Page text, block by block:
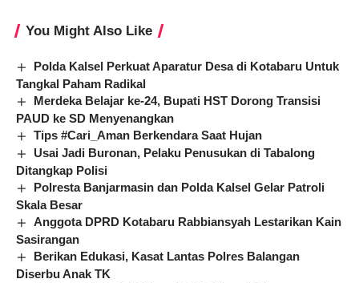
You Might Also Like
Polda Kalsel Perkuat Aparatur Desa di Kotabaru Untuk
Tangkal Paham Radikal
Merdeka Belajar ke-24, Bupati HST Dorong Transisi
PAUD ke SD Menyenangkan
Tips #Cari_Aman Berkendara Saat Hujan
Usai Jadi Buronan, Pelaku Penusukan di Tabalong
Ditangkap Polisi
Polresta Banjarmasin dan Polda Kalsel Gelar Patroli
Skala Besar
Anggota DPRD Kotabaru Rabbiansyah Lestarikan Kain
Sasirangan
Berikan Edukasi, Kasat Lantas Polres Balangan
Diserbu Anak TK